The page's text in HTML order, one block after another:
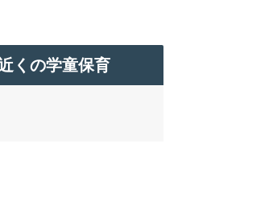
くの学童保育